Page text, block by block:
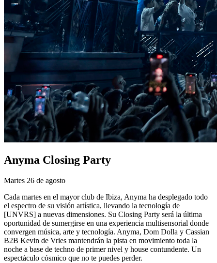
Anyma Closing Party
Martes 26 de agosto
Cada martes en el mayor club de Ibiza, Anyma ha desplegado todo
el espectro de su visión artística, llevando la tecnología de
[UNVRS] a nuevas dimensiones. Su Closing Party será la última
oportunidad de sumergirse en una experiencia multisensorial donde
convergen música, arte y tecnología. Anyma, Dom Dolla y Cassian
B2B Kevin de Vries mantendrán la pista en movimiento toda la
noche a base de techno de primer nivel y house contundente. Un
espectáculo cósmico que no te puedes perder.